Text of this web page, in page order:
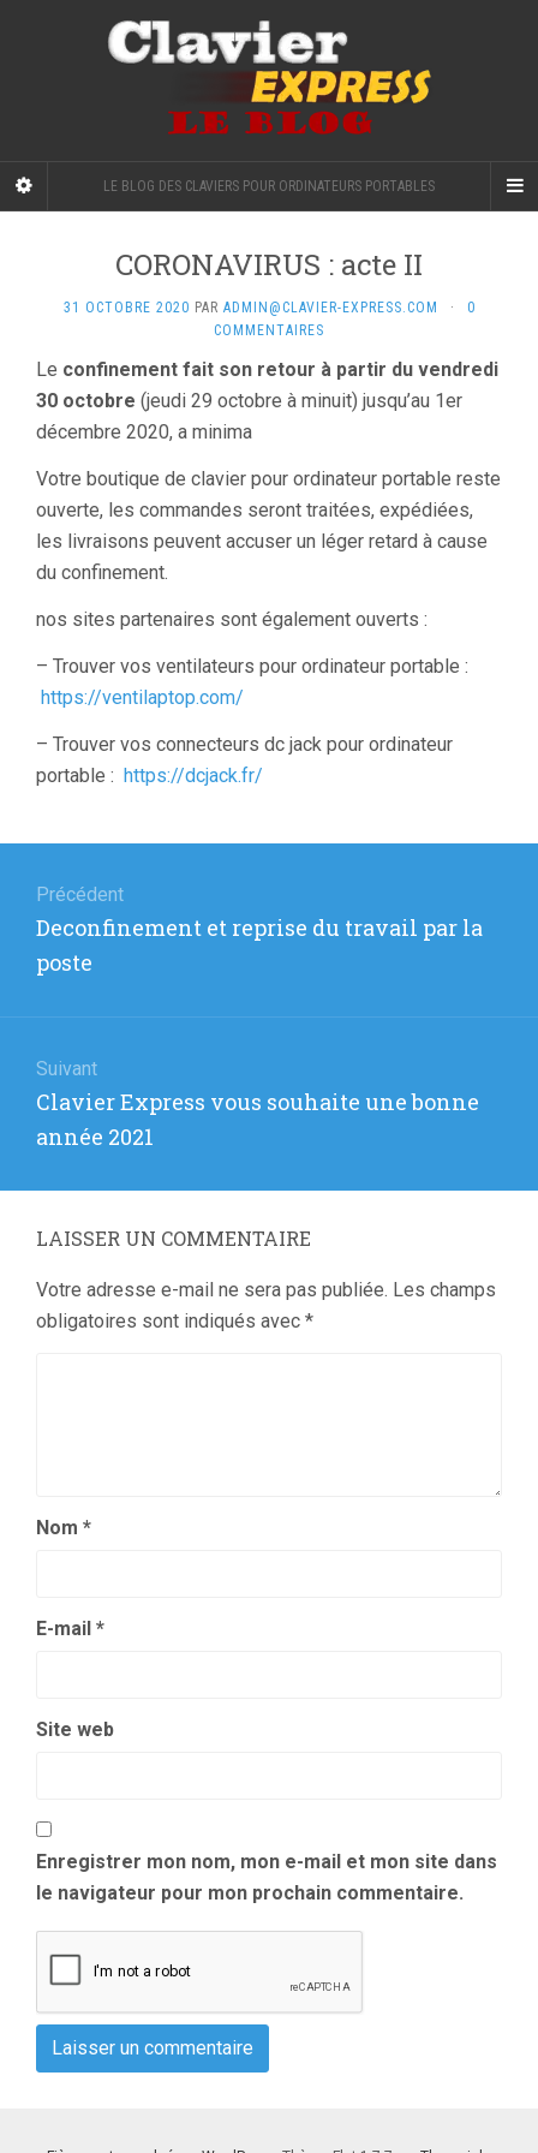
LE BLOG DES CLAVIERS POUR ORDINATEURS PORTABLES
CORONAVIRUS : acte II
31 OCTOBRE 2020 PAR ADMIN@CLAVIER-EXPRESS.COM ·
0
COMMENTAIRES
Le confinement fait son retour à partir du vendredi
30 octobre (jeudi 29 octobre à minuit) jusqu’au 1er
décembre 2020, a minima
Votre boutique de clavier pour ordinateur portable reste
ouverte, les commandes seront traitées, expédiées,
les livraisons peuvent accuser un léger retard à cause
du confinement.
nos sites partenaires sont également ouverts :
– Trouver vos ventilateurs pour ordinateur portable :
https://ventilaptop.com/
– Trouver vos connecteurs dc jack pour ordinateur
portable : https://dcjack.fr/
de
l’article
Précédent
Article
précédent
Deconfinement et reprise du travail par la
poste
Suivant
Article
suivant
Clavier Express vous souhaite une bonne
année 2021
LAISSER UN COMMENTAIRE
Votre adresse e-mail ne sera pas publiée. Les champs
obligatoires sont indiqués avec *
Nom *
E-mail *
Site web
Enregistrer mon nom, mon e-mail et mon site dans
le navigateur pour mon prochain commentaire.